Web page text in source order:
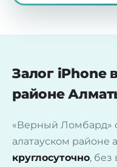
Залог iPhone
районе
«Верный Ломбард»
алатауском районе
круглосуточно, без